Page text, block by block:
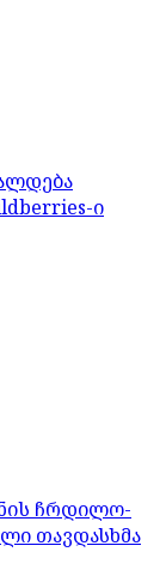
ი
ჩრდილო-
თავდასხმა